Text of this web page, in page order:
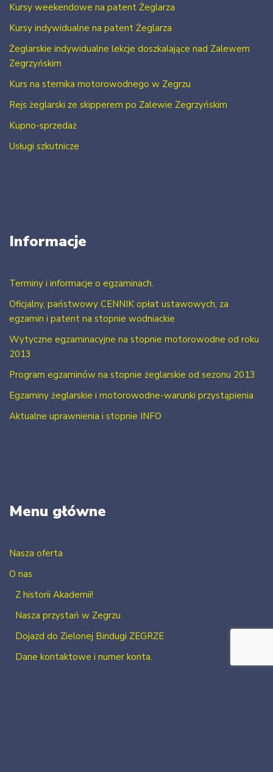
Kursy weekendowe na patent Żeglarza
Kursy indywidualne na patent Żeglarza
Żeglarskie indywidualne lekcje doszkalające nad Zalewem
Zegrzyńskim
Kurs na sternika motorowodnego w Zegrzu
Rejs żeglarski ze skipperem po Zalewie Zegrzyńskim
Kupno-sprzedaż
Usługi szkutnicze
Informacje
Terminy i informacje o egzaminach.
Oficjalny, państwowy CENNIK opłat ustawowych, za
egzamin i patent na stopnie wodniackie
Wytyczne egzaminacyjne na stopnie motorowodne od roku
2013
Program egzaminów na stopnie żeglarskie od sezonu 2013
Egzaminy żeglarskie i motorowodne-warunki przystąpienia
Aktualne uprawnienia i stopnie INFO
Menu główne
Nasza oferta
O nas
Z historii Akademii!
Nasza przystań w Zegrzu
Dojazd do Zielonej Bindugi ZEGRZE
Dane kontaktowe i numer konta.